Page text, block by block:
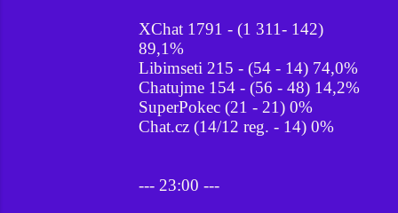
XChat 1791 - (1 311- 142)
89,1%
Libimseti 215 - (54 - 14) 74,0%
Chatujme 154 - (56 - 48) 14,2%
SuperPokec (21 - 21) 0%
Chat.cz (14/12 reg. - 14) 0%
--- 23:00 ---